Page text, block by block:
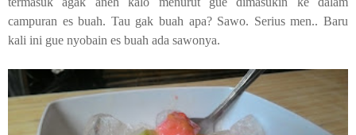
campuran es buah. Tau gak buah apa? Sawo. Serius men.. Baru
kali ini gue nyobain es buah ada sawonya.